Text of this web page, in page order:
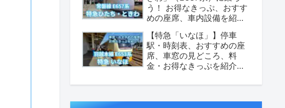
う！ お得なきっぷ、おすす
めの座席、車内設備を紹介
【特急「いなほ」】停車
駅・時刻表、おすすめの座
席、車窓の見どころ、料
金・お得なきっぷを紹介し